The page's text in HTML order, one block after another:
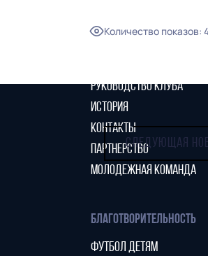
Количество показов:
СЛЕДУЮЩАЯ
ТАБЛИЦА
РУКОВОДСТВО КЛУБА
ИСТОРИЯ
КОНТАКТЫ
ПАРТНЕРСТВО
МОЛОДЕЖНАЯ КОМАНДА
БЛАГОТВОРИТЕЛЬНОСТЬ
ФУТБОЛ ДЕТЯМ